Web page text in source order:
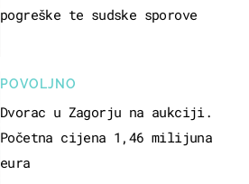
pogreške te sudske sporove
POVOLJNO
Dvorac u Zagorju na aukciji.
Početna cijena 1,46 milijuna
eura